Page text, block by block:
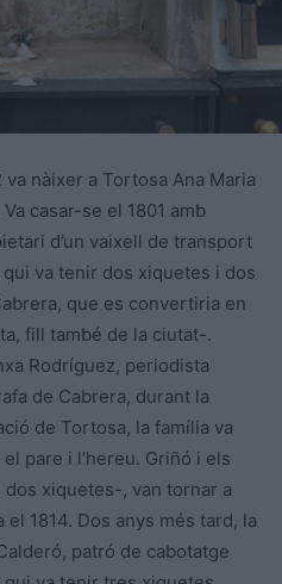
nàixer a Tortosa Ana Maria
casar-se el 1801 amb
d’un vaixell de transport
qui va tenir dos xiquetes i dos
que es convertiria en
fill també de la ciutat-.
Rodríguez, periodista
de Cabrera, durant la
de Tortosa, la família va
pare i l’hereu. Griñó i els
xiquetes-, van tornar a
1814. Dos anys més tard, la
patró de cabotatge